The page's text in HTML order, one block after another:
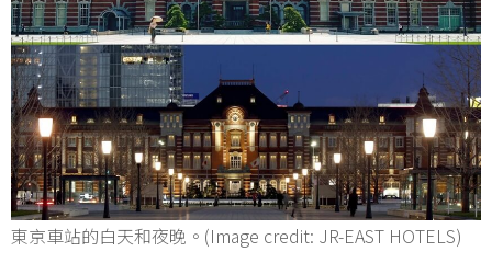
東京車站的白天和夜晚。(Image credit: JR-EAST HOTELS)